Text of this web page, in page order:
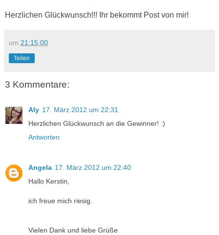
Herzlichen Glückwunsch!!! Ihr bekommt Post von mir!
um 21:15:00
Teilen
3 Kommentare:
Aly 17. März 2012 um 22:31
Herzlichen Glückwunsch an die Gewinner! :)
Antworten
Angela 17. März 2012 um 22:40
Hallo Kerstin,
ich freue mich riesig.
Vielen Dank und liebe Grüße